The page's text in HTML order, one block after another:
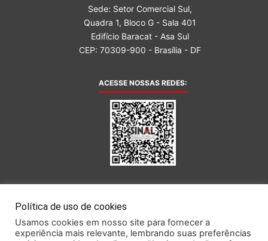
Sede: Setor Comercial Sul,
Quadra 1, Bloco G - Sala 401
Edifício Baracat - Asa Sul
CEP: 70309-900 - Brasília - DF
ACESSE NOSSAS REDES:
Política de uso de cookies
Usamos cookies em nosso site para fornecer a
experiência mais relevante, lembrando suas preferências